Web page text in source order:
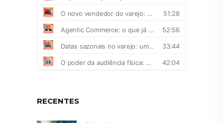
RECENTES